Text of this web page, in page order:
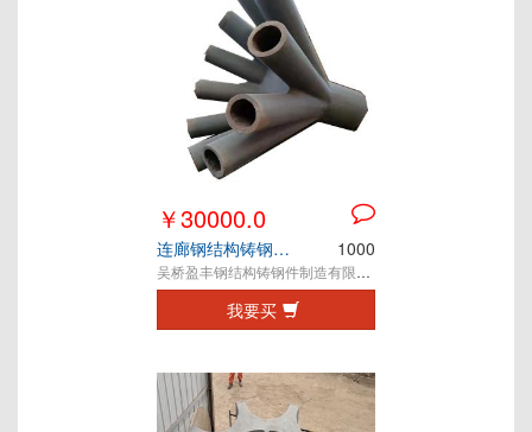
￥30000.0
连廊钢结构铸钢节点 1000
吴桥盈丰钢结构铸钢件制造有限公司
我要买